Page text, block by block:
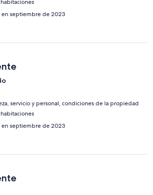
en septiembre de 2023
servicio y personal, condiciones de la propiedad
en septiembre de 2023